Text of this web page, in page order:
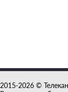
2015-2026 ©